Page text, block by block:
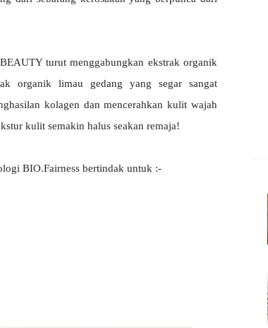
turut menggabungkan ekstrak organik
organik limau gedang yang segar sangat
kolagen dan mencerahkan kulit wajah
kulit semakin halus seakan remaja!
BIO.Fairness bertindak untuk :-